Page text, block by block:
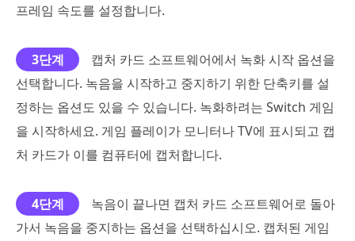
프레임 속도를 설정합니다.
3단계
캡처 카드 소프트웨어에서 녹화 시작 옵션을
선택합니다. 녹음을 시작하고 중지하기 위한 단축키를 설
정하는 옵션도 있을 수 있습니다. 녹화하려는 Switch 게임
을 시작하세요. 게임 플레이가 모니터나 TV에 표시되고 캡
처 카드가 이를 컴퓨터에 캡처합니다.
4단계
녹음이 끝나면 캡처 카드 소프트웨어로 돌아
가서 녹음을 중지하는 옵션을 선택하십시오. 캡처된 게임